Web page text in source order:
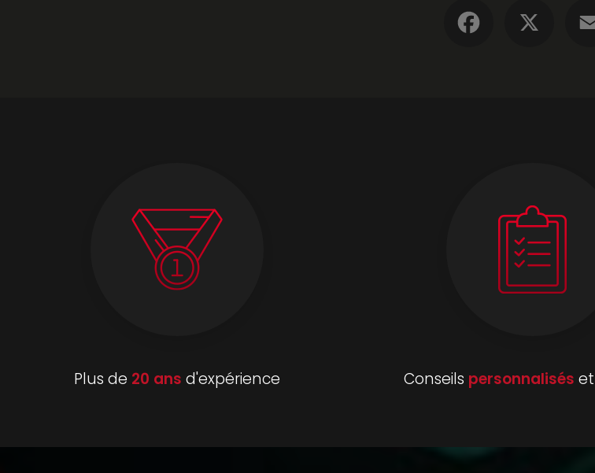
Plus de 20 ans d'expérience Conseils personnalisés et